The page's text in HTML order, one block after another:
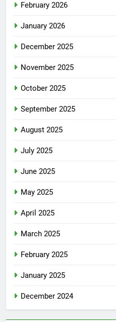
February 2026
January 2026
December 2025
November 2025
October 2025
September 2025
August 2025
July 2025
June 2025
May 2025
April 2025
March 2025
February 2025
January 2025
December 2024